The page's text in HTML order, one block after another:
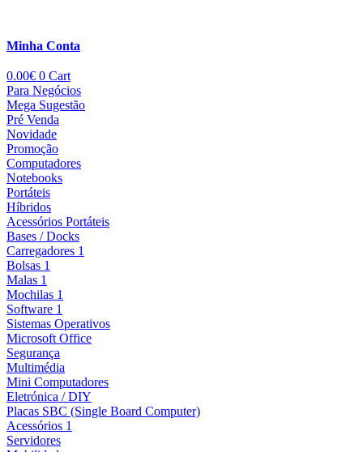
Minha Conta
0.00€ 0 Cart
Para Negócios
Mega Sugestão
Pré Venda
Novidade
Promoção
Computadores
Notebooks
Portáteis
Híbridos
Acessórios Portáteis
Bases / Docks
Carregadores 1
Bolsas 1
Malas 1
Mochilas 1
Software 1
Sistemas Operativos
Microsoft Office
Segurança
Multimédia
Mini Computadores
Eletrónica / DIY
Placas SBC (Single Board Computer)
Acessórios 1
Servidores